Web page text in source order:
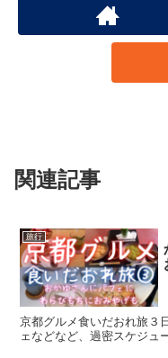
関連記事
旅行
京都グルメ食いだおれ旅３
ェなどなど、過密スケジュ